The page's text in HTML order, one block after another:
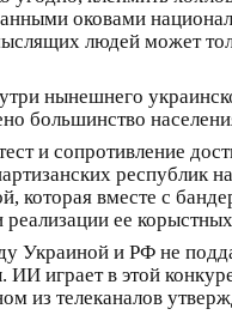
оковами
людей может
нынешнего
большинство
и сопротивление
республик
которая вместе с
реализации ее
Украиной и РФ не
играет в этой
из телеканалов